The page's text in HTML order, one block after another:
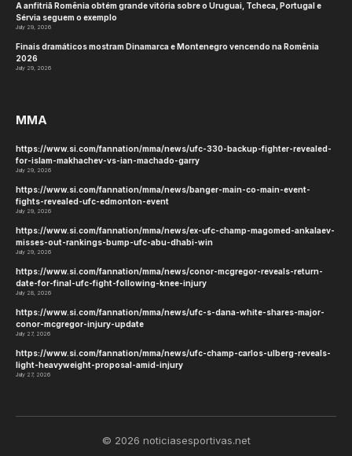
A anfitriã Romênia obtém grande vitória sobre o Uruguai, Tcheca, Portugal e
Sérvia seguem o exemplo
July 29, 2026
Finais dramáticos mostram Dinamarca e Montenegro vencendo na Romênia
2026
July 29, 2026
MMA
https://www.si.com/fannation/mma/news/ufc-330-backup-fighter-revealed-
for-islam-makhachev-vs-ian-machado-garry
July 29, 2026
https://www.si.com/fannation/mma/news/banger-main-co-main-event-
fights-revealed-ufc-edmonton-event
July 29, 2026
https://www.si.com/fannation/mma/news/ex-ufc-champ-magomed-ankalaev-
misses-out-rankings-bump-ufc-abu-dhabi-win
July 29, 2026
https://www.si.com/fannation/mma/news/conor-mcgregor-reveals-return-
date-for-final-ufc-fight-following-knee-injury
July 28, 2026
https://www.si.com/fannation/mma/news/ufc-s-dana-white-shares-major-
conor-mcgregor-injury-update
July 27, 2026
https://www.si.com/fannation/mma/news/ufc-champ-carlos-ulberg-reveals-
light-heavyweight-proposal-amid-injury
July 27, 2026
© 2026 noticiasesportivas.net